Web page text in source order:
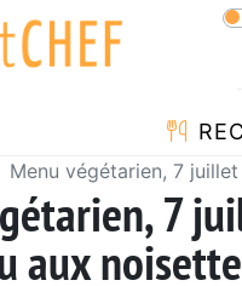
Menu végétarien, 7
7
aux